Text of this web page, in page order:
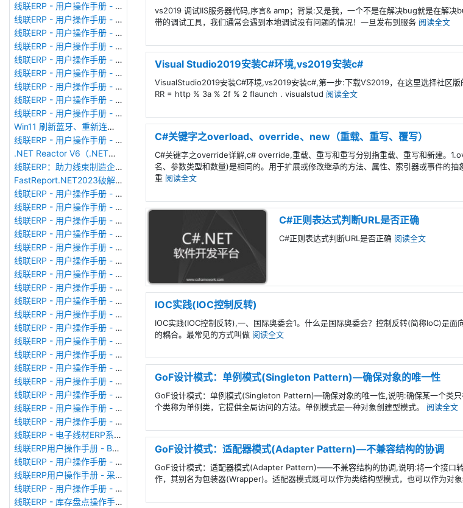
线联ERP - 用户操作手册 - 节假日管理
线联ERP - 用户操作手册 - 请假管理
线联ERP - 用户操作手册 - 补卡管理
线联ERP - 用户操作手册 - 考勤设备管理
线联ERP - 用户操作手册 - 考勤参数配置
线联ERP - 用户操作手册 - 考勤设备绑定
线联ERP - 用户操作手册 - 员工档案
线联ERP - 用户操作手册 - 班次管理
线联ERP - 用户操作手册 - 排班管理
Win11 刷新蓝牙、重新连接蓝牙音响
线联ERP - 用户操作手册 - 成品入库单
.NET Reactor V6（.NET混淆器）加壳软件使用
线联ERP：助力线束制造企业迈向数智化新征程
FastReport.NET2023破解版去除水印DEMO VERSION (2025.1.14/2023.2.18版本)
线联ERP - 用户操作手册 - 系统初始化
线联ERP - 用户操作手册 - 财务科目
线联ERP - 用户操作手册 - 现金流量表
线联ERP - 用户操作手册 - 成本调整单
线联ERP - 用户操作手册 - 月结&结账
线联ERP - 用户操作手册 - 制作凭证
线联ERP - 用户操作手册 - 成本核算
线联ERP - 用户操作手册 - 往来核销单
线联ERP - 用户操作手册 - 采购发票
线联ERP - 用户操作手册 - 应收单据
线联ERP - 用户操作手册 - 供应商对账单
线联ERP - 用户操作手册 - 往来付款单
线联ERP - 用户操作手册 - 往来收款单
线联ERP - 用户操作手册 - 客户对账单
线联ERP - 用户操作手册 - 销售发票
线联ERP - 用户操作手册 - 应付单据
线联ERP - 用户操作手册 - 应付期初
线联ERP - 用户操作手册 - 应收期初
线联ERP - 电子线材ERP系统、线束ERP系统常用报表格式
线联ERP用户操作手册 - BOM管理
线联ERP - 用户操作手册 - 生产计划
线联ERP用户操作手册 - 采购申请单
线联ERP - 用户操作手册 - 仓库转换
线联ERP - 库存盘点操作手册
vs2019 调试IIS服务器代码,序言& amp；背景:又是我，一个不是在解决bug就是在解决
带的调试工具，我们通常会遇到本地调试没有问题的情况！一旦发布到服务 阅读全文
Visual Studio2019安装C#环境,vs2019安装c#
VisualStudio2019安装C#环境,vs2019安装c#,第一步:下载VS2019，在这里选择社
RR = http % 3a % 2f % 2 flaunch . visualstud 阅读全文
C#关键字之overload、override、new（重载、重写、覆写）
C#关键字之override详解,c# override,重载、重写和重写分别指重载、重写和新建。
名、参数类型和数量)是相同的。用于扩展或修改继承的方法、属性、索引器或事件的
重 阅读全文
C#正则表达式判断URL是否正确
C#正则表达式判断URL是否正确 阅读全文
IOC实践(IOC控制反转)
IOC实践(IOC控制反转),一、国际奥委会1。什么是国际奥委会？控制反转(简称IoC)是
的耦合。最常见的方式叫做 阅读全文
GoF设计模式：单例模式(Singleton Pattern)—确保对象的唯一性
GoF设计模式：单例模式(Singleton Pattern)—确保对象的唯一性,说明:确保某一个类
个类称为单例类，它提供全局访问的方法。单例模式是一种对象创建型模式。 阅读全文
GoF设计模式：适配器模式(Adapter Pattern)—不兼容结构的协调
GoF设计模式：适配器模式(Adapter Pattern)——不兼容结构的协调,说明:将一个接口
作，其别名为包装器(Wrapper)。适配器模式既可以作为类结构型模式，也可以作为对象